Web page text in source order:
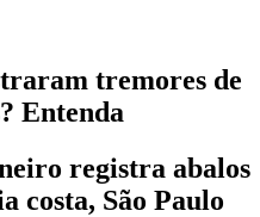
tremores de
Entenda
registra abalos
costa, São Paulo